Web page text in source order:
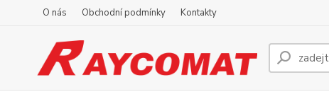
O nás Obchodní podmínky Kontakty